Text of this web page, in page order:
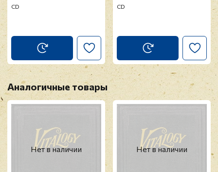
CD CD
Аналогичные товары
Нет в наличии Нет в наличии